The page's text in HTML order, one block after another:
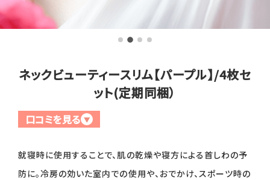
美容アイテム・その他
たるみ・むくみ
しわ・小じわ
肌荒れ
ご注文方法
送料・配送について
定期便サービスご利用ガイド
ネックビューティースリム【パープル】/4枚セ
ット(定期同梱）
口コミを見る ▼
就寝時に使用することで、肌の乾燥や寝方による首しわの予
防に。冷房の効いた室内での使用や、おでかけ、スポーツ時の